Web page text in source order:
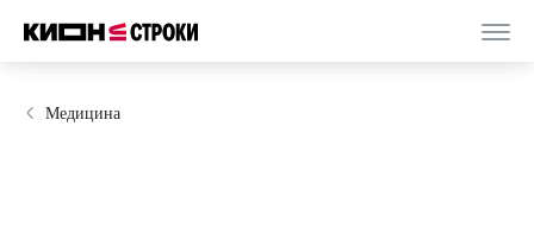
Медицина